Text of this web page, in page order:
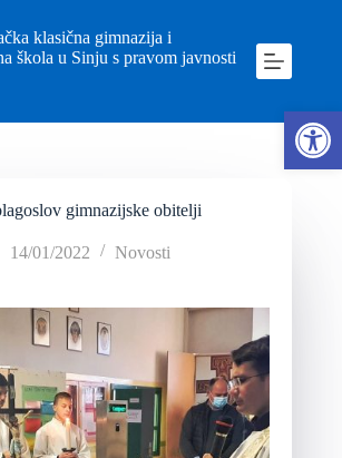
klasična gimnazija i
škola u Sinju s pravom javnosti
gimnazijske obitelji
14/01/2022 Novosti